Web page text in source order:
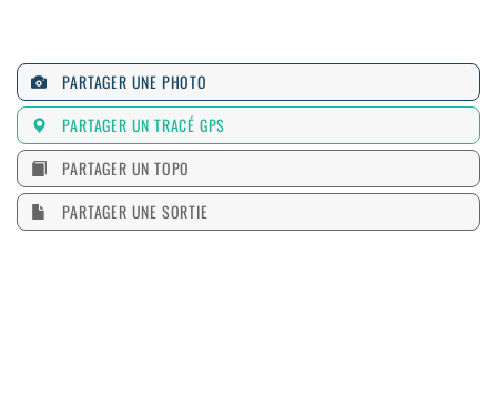
PARTAGER UNE PHOTO
PARTAGER UN TRACÉ GPS
PARTAGER UN TOPO
PARTAGER UNE SORTIE